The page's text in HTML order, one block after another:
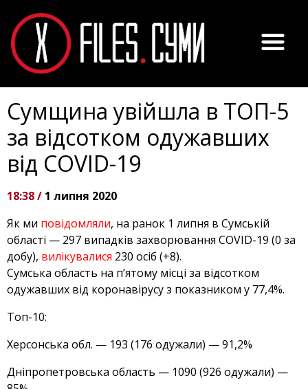
Сумщина увійшла в ТОП-5
за відсотком одужавших
від COVID-19
18:38 / 1 липня 2020
Як ми повідомляли, на ранок 1 липня в Сумській
області — 297 випадків захворювання COVID-19 (0 за
добу), вилікувалися 230 осіб (+8).
Сумська область на п’ятому місці за відсотком
одужавших від коронавірусу з показником у 77,4%.
Топ-10:
Херсонська обл. — 193 (176 одужали) — 91,2%
Дніпропетровська область — 1090 (926 одужали) —